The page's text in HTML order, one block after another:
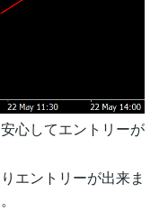
心してエントリーが
エントリーが出来ま